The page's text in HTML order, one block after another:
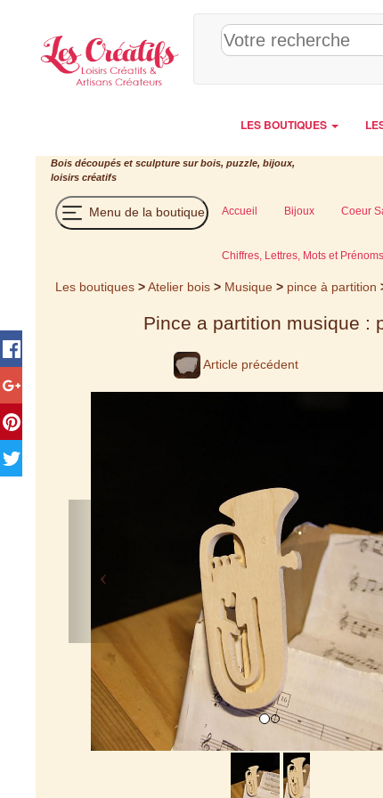
LES BOUTIQUES
Bois découpés et sculpture sur bois, puzzle, bijoux,
loisirs créatifs
Menu de la boutique Accueil Bijoux Coeur
Chiffres, Lettres, Mots et Prénoms
Les boutiques >Atelier bois > Musique > pince à partition
Pince a partition musique :
Article précédent